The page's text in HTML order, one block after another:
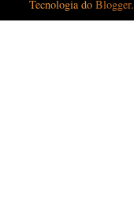
Tecnologia do Blogger.